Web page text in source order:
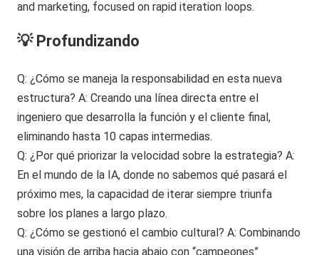
💡 Profundizando
Q: ¿Cómo se maneja la responsabilidad en esta nueva
estructura? A: Creando una línea directa entre el
ingeniero que desarrolla la función y el cliente final,
eliminando hasta 10 capas intermedias.
Q: ¿Por qué priorizar la velocidad sobre la estrategia? A:
En el mundo de la IA, donde no sabemos qué pasará el
próximo mes, la capacidad de iterar siempre triunfa
sobre los planes a largo plazo.
Q: ¿Cómo se gestionó el cambio cultural? A: Combinando
una visión de arriba hacia abajo con “campeones”